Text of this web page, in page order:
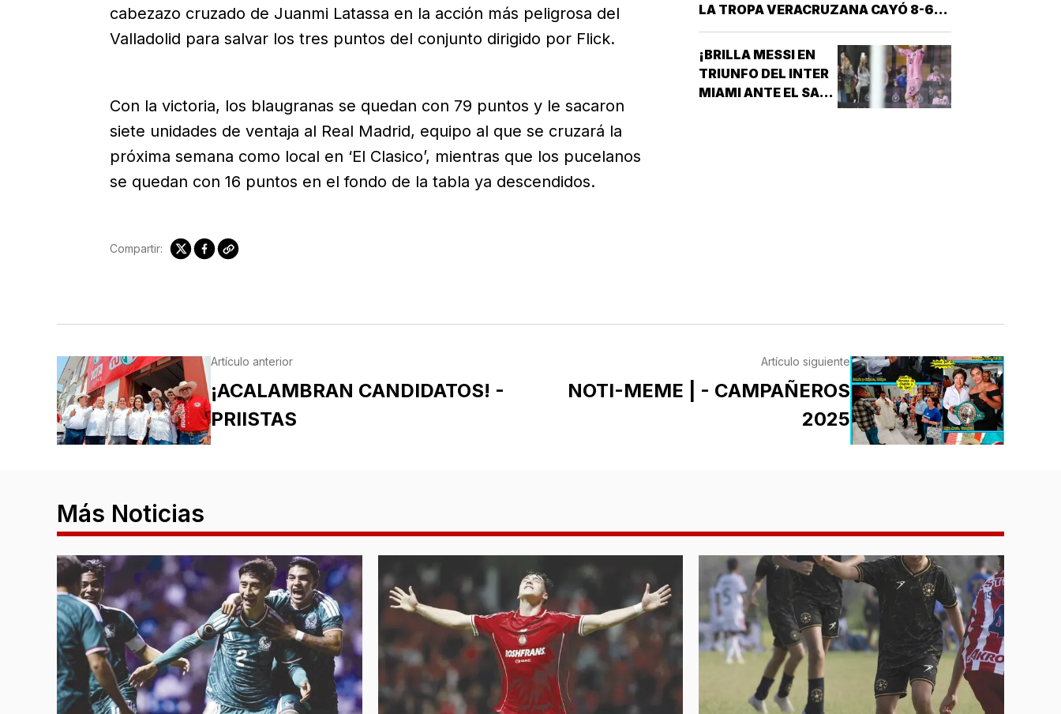
cabezazo cruzado de Juanmi Latassa en la acción más peligrosa del
Valladolid para salvar los tres puntos del conjunto dirigido por Flick.
Con la victoria, los blaugranas se quedan con 79 puntos y le sacaron
siete unidades de ventaja al Real Madrid, equipo al que se cruzará la
próxima semana como local en ‘El Clasico’, mientras que los pucelanos
se quedan con 16 puntos en el fondo de la tabla ya descendidos.
Compartir:
LA TROPA VERACRUZANA CAYÓ 8-6
ANTE LOS PERICOS DE PUEBLA EN EL
SEGUNDO JUEGO DE LA ÚLTIMA SERIE
DE LA TEMPORADA REGULAR EN EL
ESTADIO HERMANOS SERDÁN, CON LO
QUE LOS POBLANOS…
¡BRILLA MESSI EN
TRIUNFO DEL INTER
MIAMI ANTE EL SAN
Artículo anterior
¡ACALAMBRAN CANDIDATOS! -
PRIISTAS
Artículo siguiente
NOTI-MEME | - CAMPAÑEROS
2025
Más Noticias